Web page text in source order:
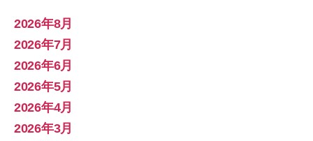
2026年8月
2026年7月
2026年6月
2026年5月
2026年4月
2026年3月